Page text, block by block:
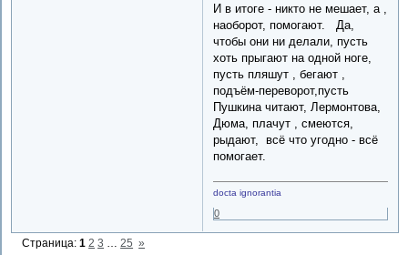
И в итоге - никто не мешает, а ,
наоборот, помогают. Да,
чтобы они ни делали, пусть
хоть прыгают на одной ноге,
пусть пляшут , бегают ,
подъём-переворот,пусть
Пушкина читают, Лермонтова,
Дюма, плачут , смеются,
рыдают, всё что угодно - всё
помогает.
docta ignorantia
0
Страница:1 2 3 … 25 »